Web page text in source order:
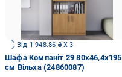
Від 1 948.86 ₴ X 3
Шафа Компаніт 29 80х46,4х195
см Вільха (24860087)